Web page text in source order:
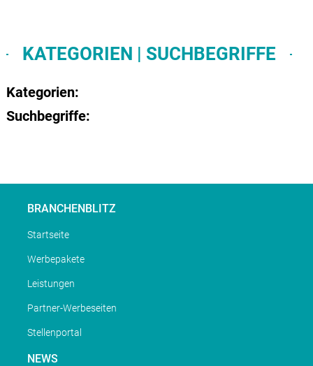
KATEGORIEN | SUCHBEGRIFFE
Kategorien:
Suchbegriffe:
BRANCHENBLITZ
Startseite
Werbepakete
Leistungen
Partner-Werbeseiten
Stellenportal
NEWS